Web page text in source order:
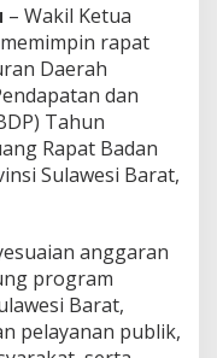
– Wakil Ketua
rapat
Daerah
dan
Tahun
Rapat Badan
Sulawesi Barat,
anggaran
program
Barat,
pelayanan publik,